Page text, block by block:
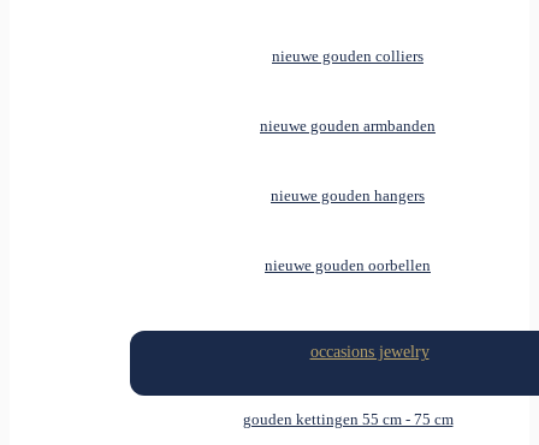
nieuwe gouden colliers
nieuwe gouden armbanden
nieuwe gouden hangers
nieuwe gouden oorbellen
occasions jewelry
gouden kettingen 55 cm - 75 cm